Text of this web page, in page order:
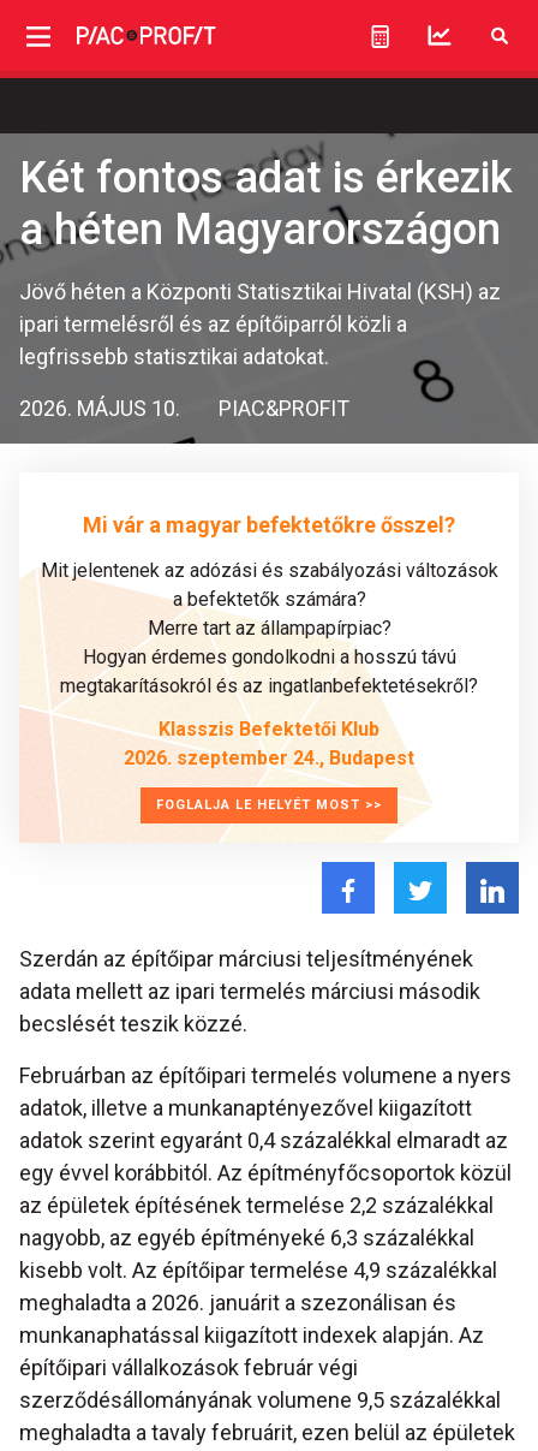
Két fontos adat is érkezik
a héten Magyarországon
Jövő héten a Központi Statisztikai Hivatal (KSH) az
ipari termelésről és az építőiparról közli a
legfrissebb statisztikai adatokat.
2026. MÁJUS 10. PIAC&PROFIT
Mi vár a magyar befektetőkre ősszel?
Mit jelentenek az adózási és szabályozási változások
a befektetők számára?
Merre tart az állampapírpiac?
Hogyan érdemes gondolkodni a hosszú távú
megtakarításokról és az ingatlanbefektetésekről?
Klasszis Befektetői Klub
2026. szeptember 24., Budapest
FOGLALJA LE HELYÉT MOST >>
Szerdán az építőipar márciusi teljesítményének
adata mellett az ipari termelés márciusi második
becslését teszik közzé.
Februárban az építőipari termelés volumene a nyers
adatok, illetve a munkanaptényezővel kiigazított
adatok szerint egyaránt 0,4 százalékkal elmaradt az
egy évvel korábbitól. Az építményfőcsoportok közül
az épületek építésének termelése 2,2 százalékkal
nagyobb, az egyéb építményeké 6,3 százalékkal
kisebb volt. Az építőipar termelése 4,9 százalékkal
meghaladta a 2026. januárit a szezonálisan és
munkanaphatással kiigazított indexek alapján. Az
építőipari vállalkozások február végi
szerződésállományának volumene 9,5 százalékkal
meghaladta a tavaly februárit, ezen belül az épületek